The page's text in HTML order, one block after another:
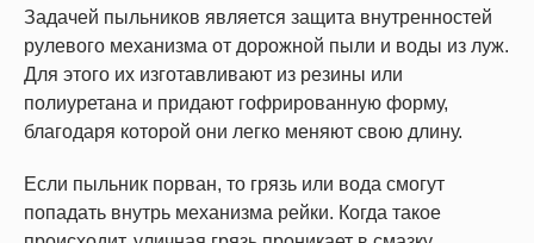
Задачей пыльников является защита внутренностей
рулевого механизма от дорожной пыли и воды из луж.
Для этого их изготавливают из резины или
полиуретана и придают гофрированную форму,
благодаря которой они легко меняют свою длину.
Если пыльник порван, то грязь или вода смогут
попадать внутрь механизма рейки. Когда такое